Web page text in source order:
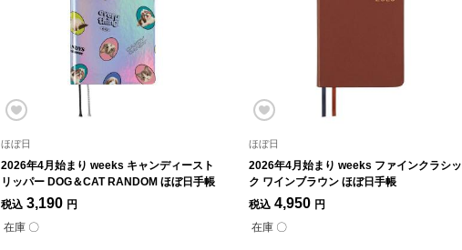
ほぼ日
2026年4月始まり weeks キャンディースト
リッパー DOG＆CAT RANDOM ほぼ日手帳
税込 3,190 円
在庫 〇
ほぼ日
2026年4月始まり weeks ファインクラシッ
ク ワインブラウン ほぼ日手帳
税込 4,950 円
在庫 〇